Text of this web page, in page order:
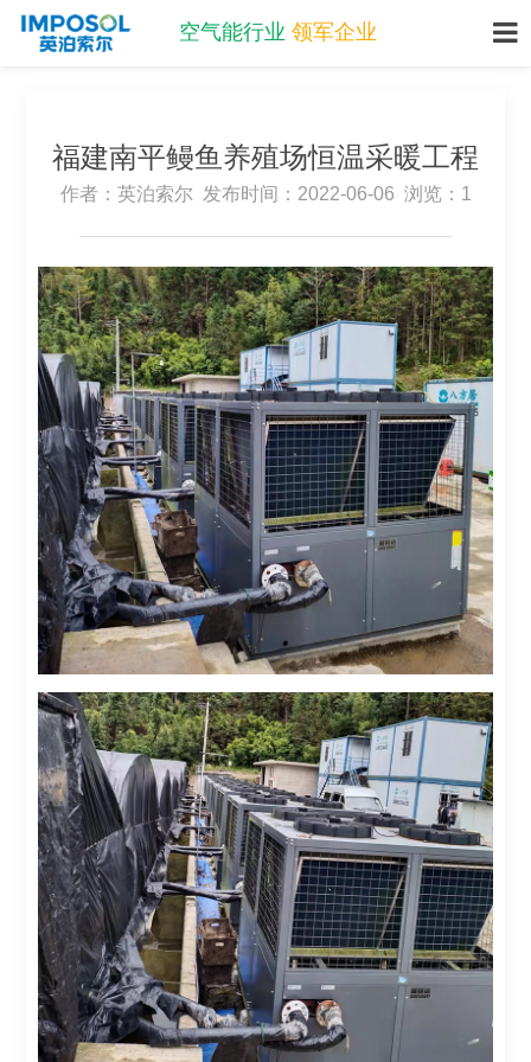
空气能行业 领军企业
福建南平鳗鱼养殖场恒温采暖工程
作者：英泊索尔 发布时间：2022-06-06 浏览：1